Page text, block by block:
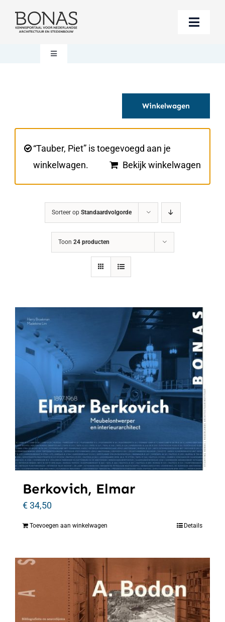
naar
Toggle
Berichten
Steun BONAS
Toggle
Winkelwagen
Winkelwagen
“Tauber, Piet” is toegevoegd aan je
winkelwagen.
Bekijk winkelwagen
Sorteer op Standaardvolgorde
Toon 24 producten
Berkovich, Elmar
€34,50
Toevoegen aan winkelwagen Details